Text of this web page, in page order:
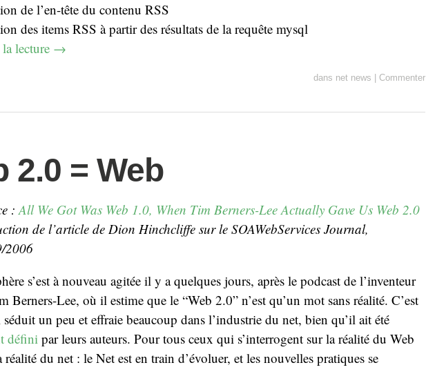
de l’en-tête du contenu RSS
des items RSS à partir des résultats de la requête mysql
lecture →
dans net news Commenter
2.0 = Web
:All We Got Was Web 1.0, When Tim Berners-Lee Actually Gave Us Web 2.0
de l’article de Dion Hinchcliffe sur le SOAWebServices Journal,
2006
s’est à nouveau agitée il y a quelques jours, après le podcast de l’inventeur
Berners-Lee, où il estime que le “Web 2.0” n’est qu’un mot sans réalité. C’est
un peu et effraie beaucoup dans l’industrie du net, bien qu’il ait été
définipar leurs auteurs. Pour tous ceux qui s’interrogent sur la réalité du Web
réalité du net : le Net est en train d’évoluer, et les nouvelles pratiques se